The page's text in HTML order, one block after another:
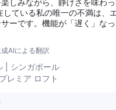
our pleasure to host
and we hope to
-- We are at your
-- Kind regards, -- The
Fusionopolis Singapore
ている私の唯一の不満は、
ーです。機能が「遅く」な
修理すべきです。
AIによる翻訳
シンガポール
レミア ロフト